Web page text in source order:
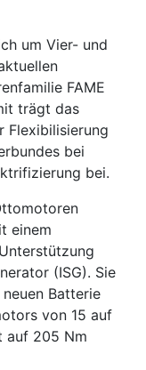
um Vier- und
FAME
trägt das
Flexibilisierung
bei
bei.
einem
(ISG). Sie
Batterie
von 15 auf
auf 205 Nm